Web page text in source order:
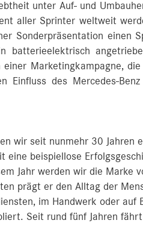
unter Auf- und
aller Sprinter weltweit
Sonderpräsentation einen
Marketingkampagne,
Einfluss des Mercedes-
wir seit nunmehr 30 Jahren
eine beispiellose
Jahr werden wir die Marke
prägt er den Alltag der
im Handwerk oder auf
Seit rund fünf Jahren